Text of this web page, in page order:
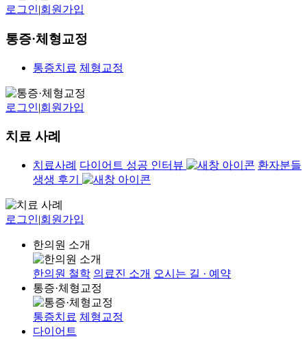
로그인|회원가입
통증·체형교정
통증치료 체형교정
로그인|회원가입
치료 사례
치료사례 다이어트 성공 인터뷰
환자분들
생생 후기
로그인|회원가입
한의원 소개
한의원 철학 의료진 소개 오시는 길 · 예약
통증·체형교정
통증치료 체형교정
다이어트